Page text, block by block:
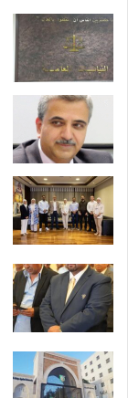
ا
ل
د
ف
ع
ف
و
ر
ي
ع
ب
ر
ن
ظ
ا
م
C
l